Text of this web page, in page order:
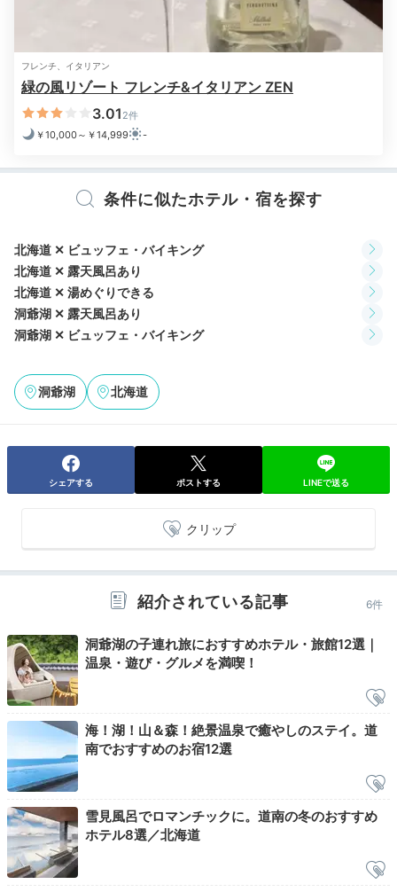
館内には様々な本がある「のぐち文庫」や、読書もでき
る個室スペース「ザ・書斎 夢追い人」など、のんびり
できる施設が豊富。9～11階には各階宿泊者専用のラウ
ンジも。自由にのんびりと寛ぎましょう。
emi05280
本が読める「のぐち文庫」があるので行ってみました。絵本もある
ので、子ども連れの方にもおすすめ
Morning
07:00
のんびり朝風呂タイム
期間限定の温泉も！
フレンチ、イタリアン
緑の風リゾート フレンチ&イタリアン ZEN
3.01 2件
￥10,000～￥14,999
-
条件に似たホテル・宿を探す
北海道 ✕ ビュッフェ・バイキング
北海道 ✕ 露天風呂あり
北海道 ✕ 湯めぐりできる
洞爺湖 ✕ 露天風呂あり
洞爺湖 ✕ ビュッフェ・バイキング
洞爺湖 北海道
シェアする ポストする LINEで送る
クリップ
紹介されている記事 6件
洞爺湖の子連れ旅におすすめホテル・旅館12選｜
温泉・遊び・グルメを満喫！
海！湖！山＆森！絶景温泉で癒やしのステイ。道
南でおすすめのお宿12選
雪見風呂でロマンチックに。道南の冬のおすすめ
ホテル8選／北海道